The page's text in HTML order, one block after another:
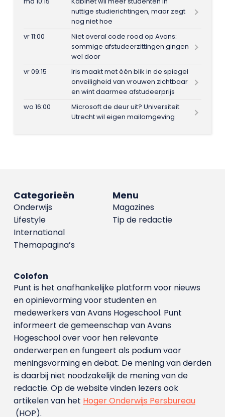
nuttige studierichtingen, maar zegt
nog niet hoe
vr 11:00
Niet overal code rood op Avans:
sommige afstudeerzittingen gingen
wel door
vr 09:15
Iris maakt met één blik in de spiegel
onveiligheid van vrouwen zichtbaar
en wint daarmee afstudeerprijs
wo 16:00
Microsoft de deur uit? Universiteit
Utrecht wil eigen mailomgeving
Menu
Magazines
Tip de redactie
Categorieën
Onderwijs
Lifestyle
International
Themapagina’s
Colofon
Punt is het onafhankelijke platform voor nieuws
en opinievorming voor studenten en
medewerkers van Avans Hoge­school. Punt
informeert de gemeenschap van Avans
Hogeschool over voor hen relevante
onderwerpen en fungeert als podium voor
meningsvorming en debat. De mening van derden
is daarbij niet noodzakelijk de mening van de
redactie. Op de website vinden lezers ook
artikelen van het Hoger Onderwijs Persbureau
(HOP).